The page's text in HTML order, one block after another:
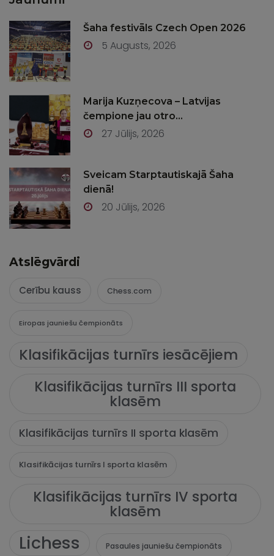
Šaha festivāls Czech Open 2026
5 Augusts, 2026
Marija Kuzņecova – Latvijas
čempione jau otro...
27 Jūlijs, 2026
Sveicam Starptautiskajā Šaha
dienā!
20 Jūlijs, 2026
Atslēgvārdi
Cerību kauss Chess.com
Eiropas jauniešu čempionāts
Klasifikācijas turnīrs iesācējiem
Klasifikācijas turnīrs III sporta
klasēm
Klasifikācijas turnīrs II sporta klasēm
Klasifikācijas turnīrs I sporta klasēm
Klasifikācijas turnīrs IV sporta
klasēm
Lichess Pasaules jauniešu čempionāts